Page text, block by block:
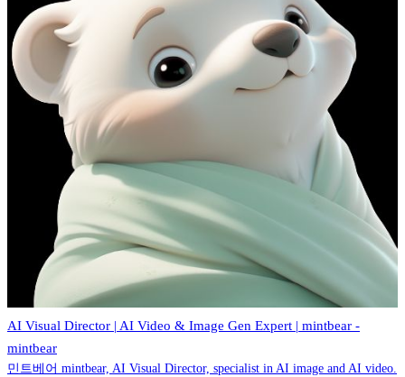
AI Visual Director | AI Video & Image Gen Expert | mintbear -
mintbear
민트베어 mintbear, AI Visual Director, specialist in AI image and AI video.